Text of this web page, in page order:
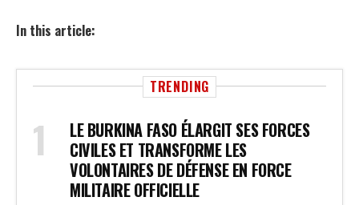
In this article:
TRENDING
LE BURKINA FASO ÉLARGIT SES FORCES
CIVILES ET TRANSFORME LES
VOLONTAIRES DE DÉFENSE EN FORCE
MILITAIRE OFFICIELLE